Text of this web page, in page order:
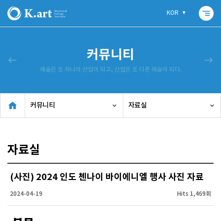
KOR segment
west 커뮤니티
예술은 또 하나의 산업이 되고, 산업은 또 다른 예술이 되다.
east
커뮤니티 자료실
자료실
(사진) 2024 인도 첸나이 바이에니엘 행사 사진 자료
2024-04-19 Hits 1,469회